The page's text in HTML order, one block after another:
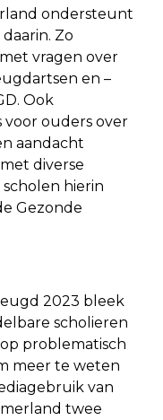
ondersteunt
Zo
vragen over
en –
Ook
voor ouders over
aandacht
diverse
scholen hierin
Gezonde
2023 bleek
scholieren
problematisch
meer te weten
van
twee